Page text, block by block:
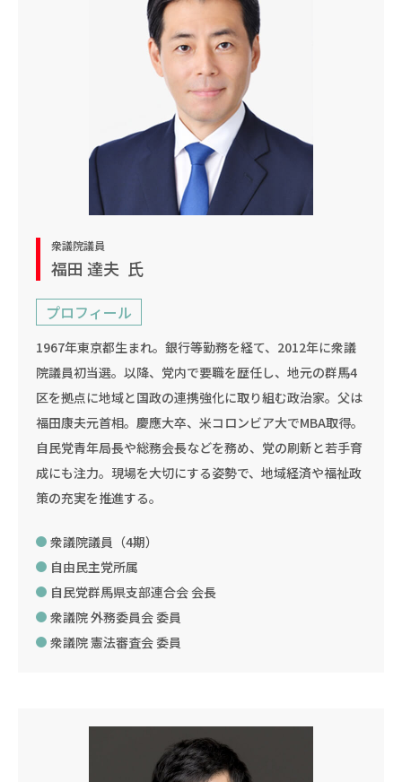
衆議院議員
福田 達夫 氏
プロフィール
1967年東京都生まれ。銀行等勤務を経て、2012年に衆議
院議員初当選。以降、党内で要職を歴任し、地元の群馬4
区を拠点に地域と国政の連携強化に取り組む政治家。父は
福田康夫元首相。慶應大卒、米コロンビア大でMBA取得。
自民党青年局長や総務会長などを務め、党の刷新と若手育
成にも注力。現場を大切にする姿勢で、地域経済や福祉政
策の充実を推進する。
衆議院議員（4期）
自由民主党所属
自民党群馬県支部連合会 会長
衆議院 外務委員会 委員
衆議院 憲法審査会 委員